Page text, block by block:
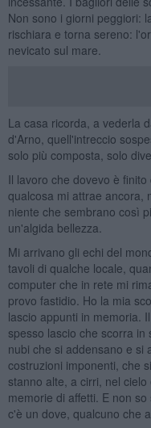
Non sono i giorni peggiori:
rischiara e torna sereno:
nevicato sul mare.
La casa ricorda, a vederla
d'Arno, quell'intreccio
solo più composta, solo
Il lavoro che dovevo è
qualcosa mi attrae ancora,
niente che sembrano così
un'algida bellezza.
Mi arrivano gli echi del
tavoli di qualche locale,
computer che in rete mi
provo fastidio. Ho la mia
lascio appunti in memoria.
spesso lascio che scorra
nubi che si addensano e si
costruzioni imponenti, che
stanno alte, a cirri, nel
memorie di affetti. E non
c'è un dove, qualcuno che